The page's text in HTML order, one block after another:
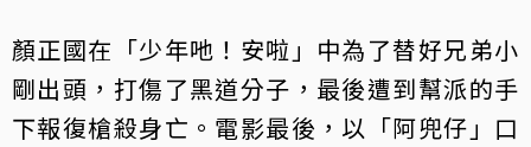
顏正國在「少年吔！安啦」中為了替好兄弟小
剛出頭，打傷了黑道分子，最後遭到幫派的手
下報復槍殺身亡。電影最後，以「阿兜仔」口